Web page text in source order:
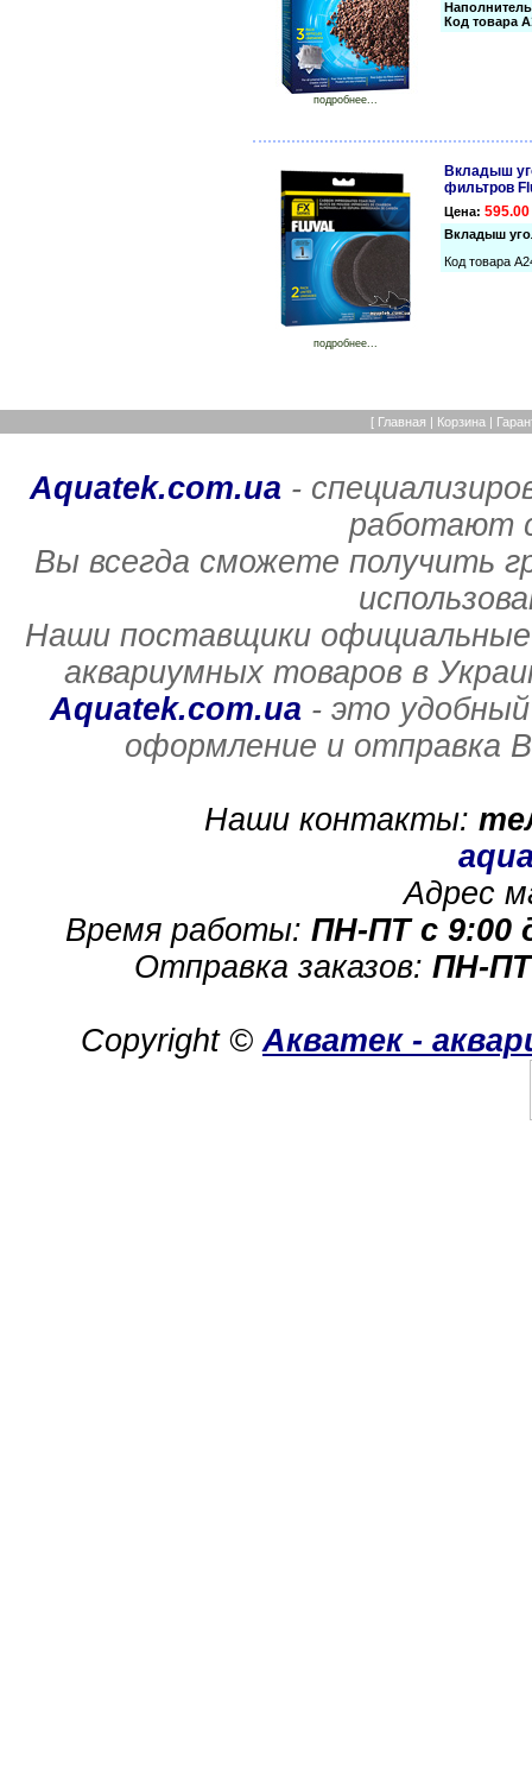
подробнее...
Код товара
подробнее...
Вкладыш
фильтров
Цена: 595.00
Вкладыш
Код товара
[ Главная | Корзина |
Aquatek.com.ua-
работают
Вы всегда сможете получить
Наши поставщики
аквариумных товаров в
Aquatek.com.ua- это удобный
оформление и отправка
Наши контакты:
Адрес
Время работы: ПН-ПТ с 9:00
Отправка заказов: ПН-ПТ
Copyright ©Акватек -